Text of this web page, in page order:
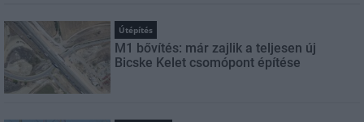
Útépítés
M1 bővítés: már zajlik a teljesen új
Bicske Kelet csomópont építése